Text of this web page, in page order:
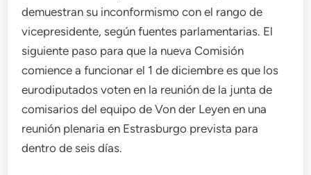
demuestran su inconformismo con el rango de
vicepresidente, según fuentes parlamentarias. El
siguiente paso para que la nueva Comisión
comience a funcionar el 1 de diciembre es que los
eurodiputados voten en la reunión de la junta de
comisarios del equipo de Von der Leyen en una
reunión plenaria en Estrasburgo prevista para
dentro de seis días.